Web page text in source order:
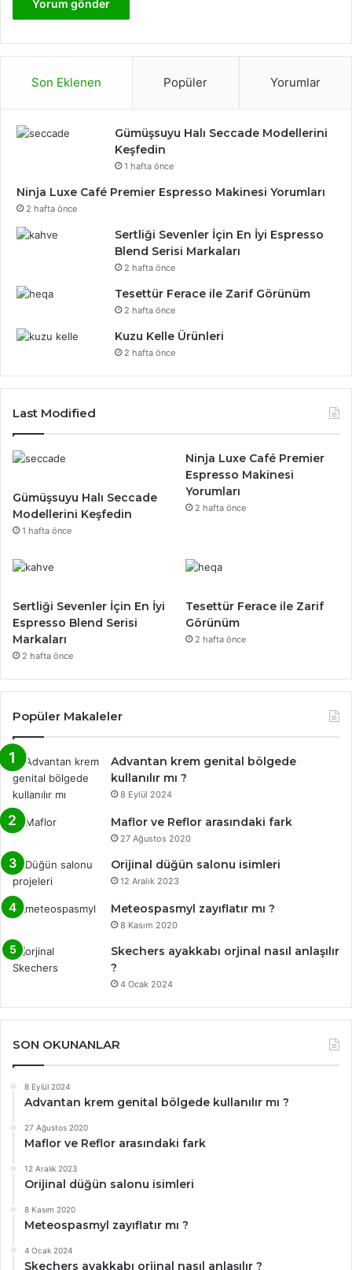
Son Eklenen Popüler Yorumlar
Gümüşsuyu Halı Seccade Modellerini
Keşfedin
1 hafta önce
Ninja Luxe Café Premier Espresso Makinesi Yorumları
2 hafta önce
Sertliği Sevenler İçin En İyi Espresso
Blend Serisi Markaları
2 hafta önce
Tesettür Ferace ile Zarif Görünüm
2 hafta önce
Kuzu Kelle Ürünleri
2 hafta önce
Last Modified
Gümüşsuyu Halı Seccade
Modellerini Keşfedin
1 hafta önce
Ninja Luxe Café Premier
Espresso Makinesi
Yorumları
2 hafta önce
Sertliği Sevenler İçin En İyi
Espresso Blend Serisi
Markaları
2 hafta önce
Tesettür Ferace ile Zarif
Görünüm
2 hafta önce
Popüler Makaleler
Advantan krem genital bölgede
kullanılır mı ?
8 Eylül 2024
Maflor ve Reflor arasındaki fark
27 Ağustos 2020
Orijinal düğün salonu isimleri
12 Aralık 2023
Meteospasmyl zayıflatır mı ?
8 Kasım 2020
Skechers ayakkabı orjinal nasıl anlaşılır
?
4 Ocak 2024
SON OKUNANLAR
8 Eylül 2024
Advantan krem genital bölgede kullanılır mı ?
27 Ağustos 2020
Maflor ve Reflor arasındaki fark
12 Aralık 2023
Orijinal düğün salonu isimleri
8 Kasım 2020
Meteospasmyl zayıflatır mı ?
4 Ocak 2024
Skechers ayakkabı orjinal nasıl anlaşılır ?